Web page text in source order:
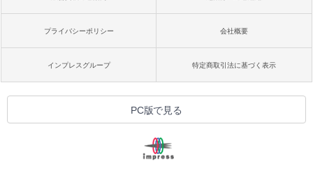
プライバシーポリシー 会社概要
インプレスグループ 特定商取引法に基づく表示
PC版で見る